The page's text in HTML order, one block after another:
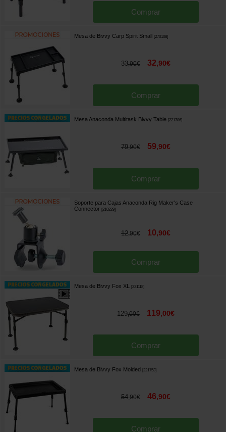
Comprar
Mesa de Bivvy Carp Spirit Small [270108]
33,90€ 32,90€
Comprar
Mesa Anaconda Multitask Bivvy Table [221786]
79,90€ 59,90€
Comprar
Soporte para Cajas Anaconda Rig Maker's Case
Connector [210229]
12,90€ 10,90€
Comprar
Mesa de Bivvy Fox XL [221118]
129,00€ 119,00€
Comprar
Mesa de Bivvy Fox Molded [221753]
54,90€ 46,90€
Comprar